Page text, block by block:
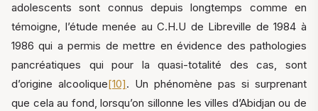
adolescents sont connus depuis longtemps comme en
témoigne, l’étude menée au C.H.U de Libreville de 1984 à
1986 qui a permis de mettre en évidence des pathologies
pancréatiques qui pour la quasi-totalité des cas, sont
d’origine alcoolique[10]. Un phénomène pas si surprenant
que cela au fond, lorsqu’on sillonne les villes d’Abidjan ou de